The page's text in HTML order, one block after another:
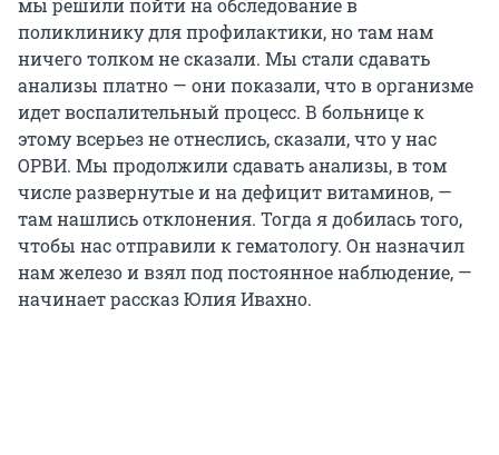
мы решили пойти на обследование в
поликлинику для профилактики, но там нам
ничего толком не сказали. Мы стали сдавать
анализы платно — они показали, что в организме
идет воспалительный процесс. В больнице к
этому всерьез не отнеслись, сказали, что у нас
ОРВИ. Мы продолжили сдавать анализы, в том
числе развернутые и на дефицит витаминов, —
там нашлись отклонения. Тогда я добилась того,
чтобы нас отправили к гематологу. Он назначил
нам железо и взял под постоянное наблюдение, —
начинает рассказ Юлия Ивахно.